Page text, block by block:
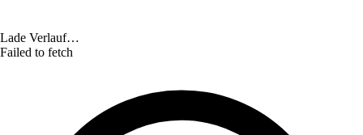
Lade Verlauf…
Failed to fetch